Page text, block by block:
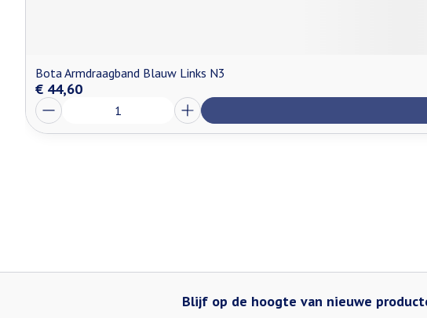
Bota Armdraagband Blauw Links N3
€ 44,60
Aantal
Blijf op de hoogte van nieuwe